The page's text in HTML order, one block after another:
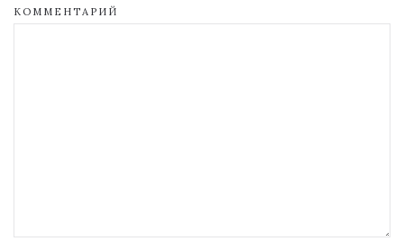
КОММЕНТАРИЙ